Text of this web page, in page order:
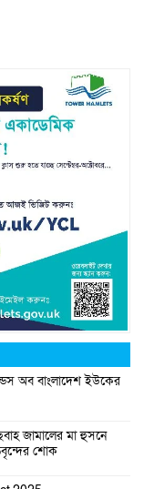
অব বাংলাদেশ ইউকের
জামালের মা হুসনে
শোক